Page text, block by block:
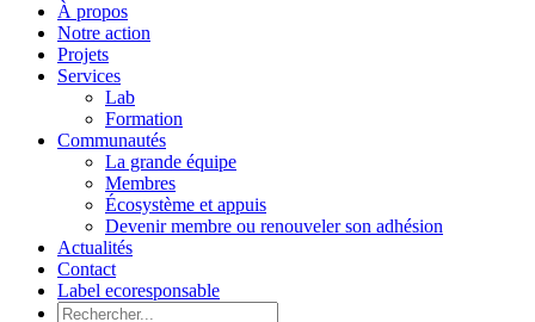
À propos
Notre action
Projets
Services
Lab
Formation
Communautés
La grande équipe
Membres
Écosystème et appuis
Devenir membre ou renouveler son adhésion
Actualités
Contact
Label ecoresponsable
Rechercher: